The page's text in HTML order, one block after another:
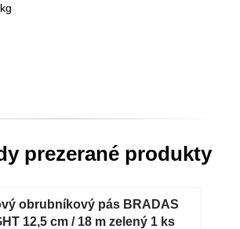
prezerané produkty
obrubníkový pás BRADAS
12,5 cm / 18 m zelený 1 ks